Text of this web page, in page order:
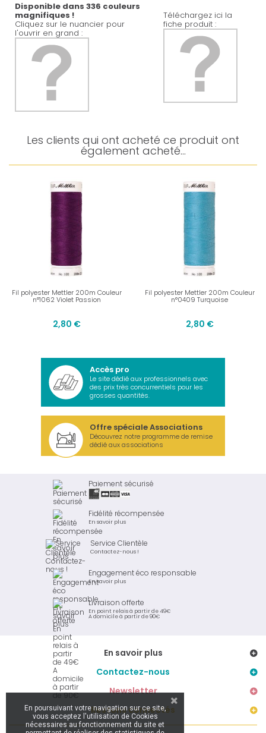
Disponible dans 336 couleurs
magnifiques !
Cliquez sur le nuancier pour
l'ouvrir en grand :
Téléchargez ici la
fiche produit :
Les clients qui ont acheté ce produit ont
également acheté...
Fil polyester Mettler 200m Couleur
n°1062 Violet Passion
2,80 €
Fil polyester Mettler 200m Couleur
n°0409 Turquoise
2,80 €
Accès pro
Le site dédié aux professionnels avec
des prix très concurrentiels pour les
grosses quantités.
Offre spéciale Associations
Découvrez notre programme de remise
dédié aux associations
Paiement sécurisé
Fidélité récompensée
En savoir plus
Service Clientèle
Contactez-nous !
Engagement éco responsable
En savoir plus
Livraison offerte
En point relais à partir de 49€
A domicile à partir de 90€
En savoir plus
Contactez-nous
Newsletter
Restons connectés
En poursuivant votre navigation sur ce site,
vous acceptez l'utilisation de Cookies
nécessaires au fonctionnement du site et